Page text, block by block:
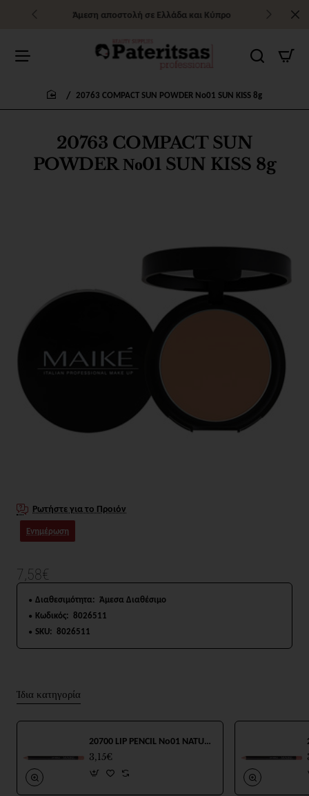
Άμεση αποστολή σε Ελλάδα και Κύπρο
20763 COMPACT SUN
POWDER Νο01 SUN KISS 8g
20763 COMPACT SUN POWDER Νο01 SUN KISS 8g
Ρωτήστε για το Προιόν
Ενημέρωση
7,58€
Διαθεσιμότητα: Άμεσα Διαθέσιμο
Κωδικός: 8026511
SKU: 8026511
Ίδια κατηγορία
20700 LIP PENCIL No01 NATURAL 1.1g
3,15€